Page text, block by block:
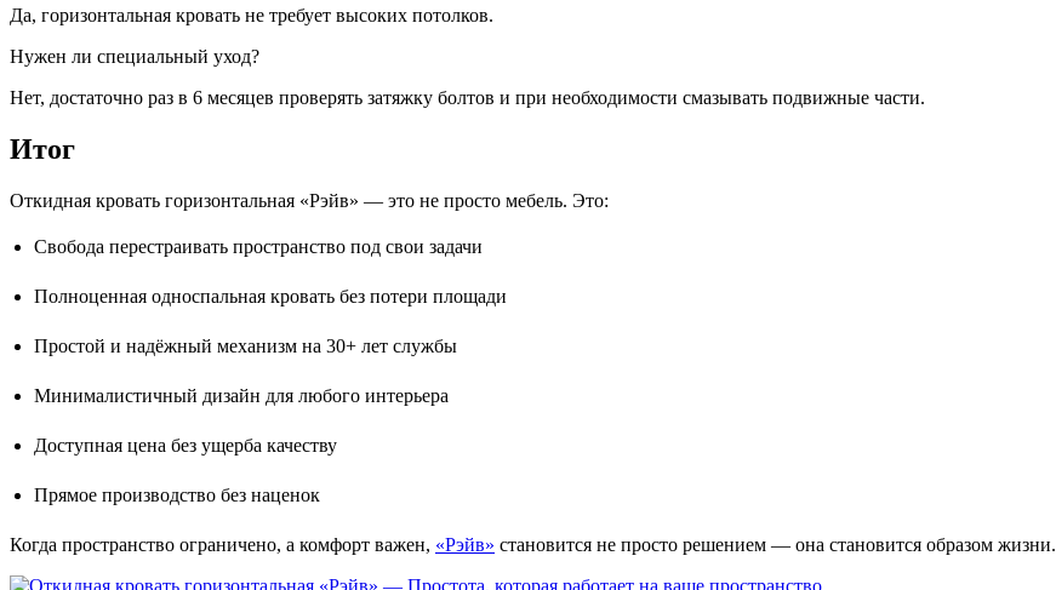
Да, горизонтальная кровать не требует высоких потолков.
Нужен ли специальный уход?
Нет, достаточно раз в 6 месяцев проверять затяжку болтов и при необходимости смазывать подвижные части.
Итог
Откидная кровать горизонтальная «Рэйв» — это не просто мебель. Это:
Свобода перестраивать пространство под свои задачи
Полноценная односпальная кровать без потери площади
Простой и надёжный механизм на 30+ лет службы
Минималистичный дизайн для любого интерьера
Доступная цена без ущерба качеству
Прямое производство без наценок
Когда пространство ограничено, а комфорт важен, «Рэйв» становится не просто решением — она становится образом жизни.